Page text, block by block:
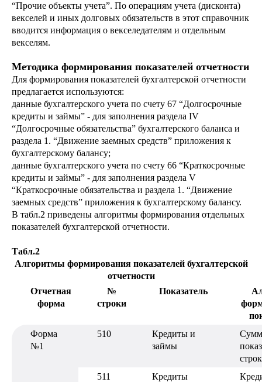
“Прочие объекты учета”. По операциям учета (дисконта)
векселей и иных долговых обязательств в этот справочник
вводится информация о векселедателям и отдельным
векселям.
Методика формирования показателей отчетности
Для формирования показателей бухгалтерской отчетности
предлагается используются:
данные бухгалтерского учета по счету 67 “Долгосрочные
кредиты и займы” - для заполнения раздела IV
“Долгосрочные обязательства” бухгалтерского баланса и
раздела 1. “Движение заемных средств” приложения к
бухгалтерскому балансу;
данные бухгалтерского учета по счету 66 “Краткосрочные
кредиты и займы” - для заполнения раздела V
“Краткосрочные обязательства и раздела 1. “Движение
заемных средств” приложения к бухгалтерскому балансу.
В табл.2 приведены алгоритмы формирования отдельных
показателей бухгалтерской отчетности.
Табл.2
Алгоритмы формирования показателей бухгалтерской
отчетности
Отчетная
форма
№
строки
Показатель
Форма
№1
510
Кредиты и
займы
511
Кредиты